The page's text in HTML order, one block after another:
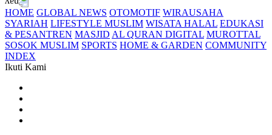
HOME GLOBAL NEWS OTOMOTIF WIRAUSAHA
SYARIAH LIFESTYLE MUSLIM WISATA HALAL EDUKASI
& PESANTREN MASJID AL QURAN DIGITAL MUROTTAL
SOSOK MUSLIM SPORTS HOME & GARDEN COMMUNITY
INDEX
Ikuti Kami